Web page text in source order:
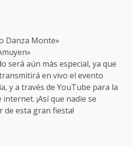
Danza Monte»
será aún más especial, ya que
en vivo el evento
y a través de YouTube para la
¡Así que nadie se
de esta gran fiesta!